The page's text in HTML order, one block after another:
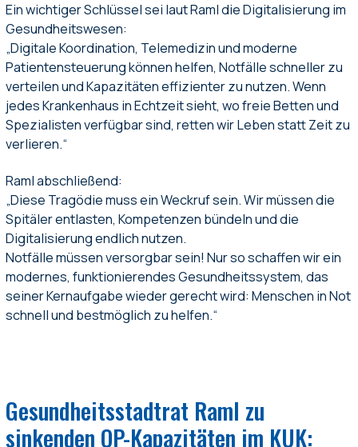
Ein wichtiger Schlüssel sei laut Raml die Digitalisierung im
Gesundheitswesen:
„Digitale Koordination, Telemedizin und moderne
Patientensteuerung können helfen, Notfälle schneller zu
verteilen und Kapazitäten effizienter zu nutzen. Wenn
jedes Krankenhaus in Echtzeit sieht, wo freie Betten und
Spezialisten verfügbar sind, retten wir Leben statt Zeit zu
verlieren.“
Raml abschließend:
„Diese Tragödie muss ein Weckruf sein. Wir müssen die
Spitäler entlasten, Kompetenzen bündeln und die
Digitalisierung endlich nutzen.
Notfälle müssen versorgbar sein! Nur so schaffen wir ein
modernes, funktionierendes Gesundheitssystem, das
seiner Kernaufgabe wieder gerecht wird: Menschen in Not
schnell und bestmöglich zu helfen.“
Gesundheitsstadtrat Raml zu
sinkenden OP-Kapazitäten im KUK: